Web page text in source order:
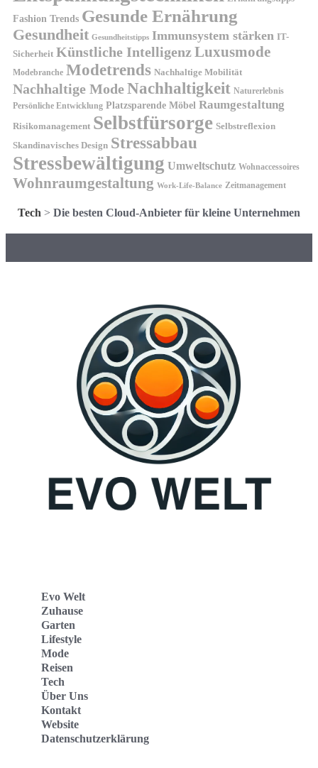
Fashion Trends Gesunde Ernährung
Gesundheit Gesundheitstipps Immunsystem stärken IT-
Sicherheit Künstliche IntelligenzLuxusmode
Modebranche Modetrends Nachhaltige Mobilität
Nachhaltige ModeNachhaltigkeit Naturerlebnis
Persönliche Entwicklung Platzsparende Möbel Raumgestaltung
Risikomanagement Selbstfürsorge Selbstreflexion
Skandinavisches Design Stressabbau
Stressbewältigung Umweltschutz Wohnaccessoires
Wohnraumgestaltung Work-Life-Balance Zeitmanagement
Tech > Die besten Cloud-Anbieter für kleine Unternehmen
Evo Welt
Zuhause
Garten
Lifestyle
Mode
Reisen
Tech
Über Uns
Kontakt
Website
Datenschutzerklärung